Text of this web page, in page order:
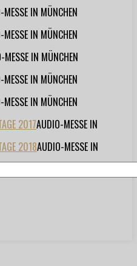
IN MÜNCHEN
IN MÜNCHEN
MESSE IN MÜNCHEN
IN MÜNCHEN
IN MÜNCHEN
2017AUDIO-MESSE IN
2018AUDIO-MESSE IN